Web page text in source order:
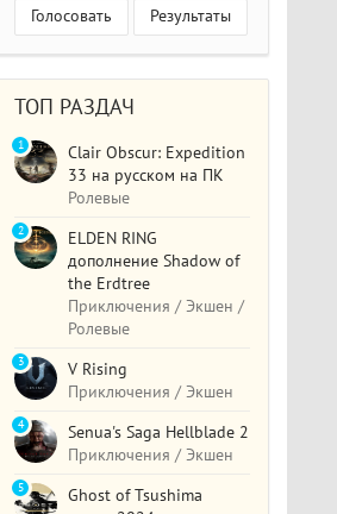
Голосовать Результаты
ТОП РАЗДАЧ
Clair Obscur: Expedition
33 на русском на ПК
Ролевые
1
ELDEN RING
дополнение Shadow of
the Erdtree
Приключения / Экшен /
Ролевые
2
V Rising
Приключения / Экшен
3
Senua's Saga Hellblade 2
Приключения / Экшен
4
Ghost of Tsushima
5